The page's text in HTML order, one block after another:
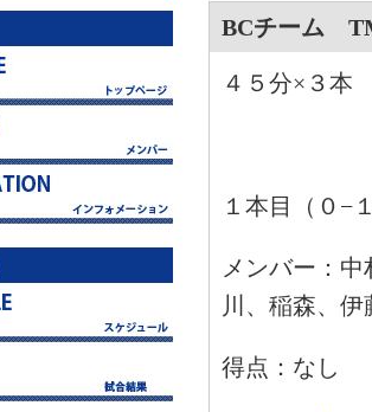
BCチーム
４５分×３本
１本目（０−
メンバー：
川、稲森、伊
得点：なし